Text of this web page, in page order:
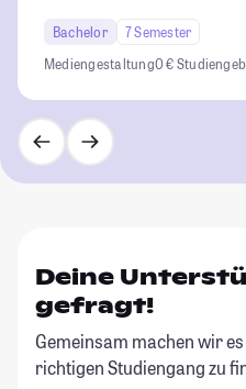
Bachelor
7 Semester
Mediengestaltung0 €
Deine
gefragt!
Gemeinsam machen wir
richtigen Studiengang zu